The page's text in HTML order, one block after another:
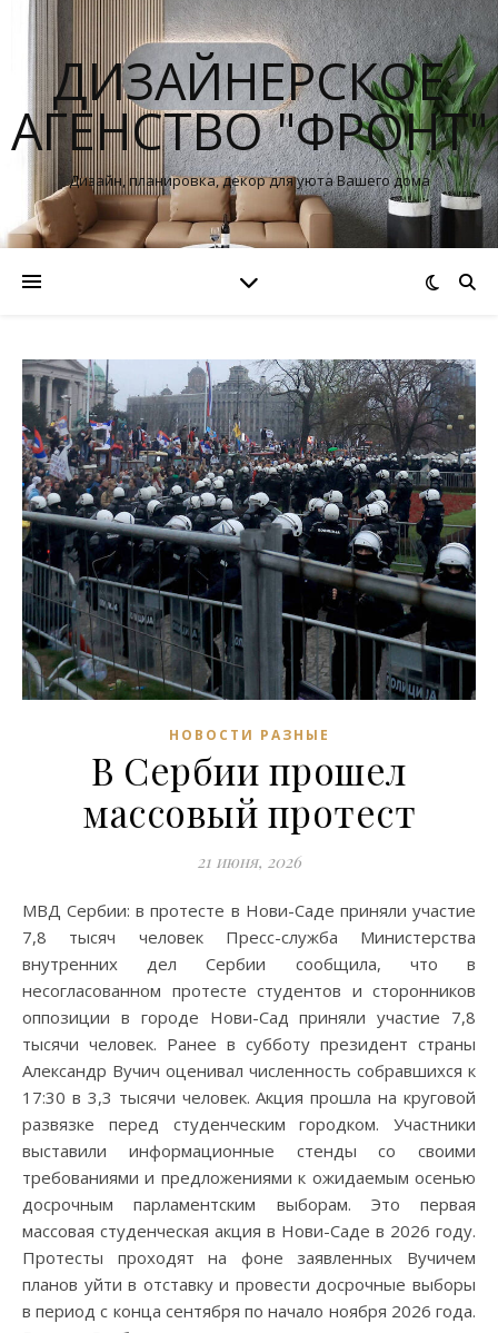
ДИЗАЙНЕРСКОЕ
АГЕНСТВО "ФРОНТ"
Дизайн, планировка, декор для уюта Вашего дома
НОВОСТИ РАЗНЫЕ
В Сербии прошел
массовый протест
21 июня, 2026
МВД Сербии: в протесте в Нови-Саде приняли участие
7,8 тысяч человек Пресс-служба Министерства
внутренних дел Сербии сообщила, что в
несогласованном протесте студентов и сторонников
оппозиции в городе Нови-Сад приняли участие 7,8
тысячи человек. Ранее в субботу президент страны
Александр Вучич оценивал численность собравшихся к
17:30 в 3,3 тысячи человек. Акция прошла на круговой
развязке перед студенческим городком. Участники
выставили информационные стенды со своими
требованиями и предложениями к ожидаемым осенью
досрочным парламентским выборам. Это первая
массовая студенческая акция в Нови-Саде в 2026 году.
Протесты проходят на фоне заявленных Вучичем
планов уйти в отставку и провести досрочные выборы
в период с конца сентября по начало ноября 2026 года.